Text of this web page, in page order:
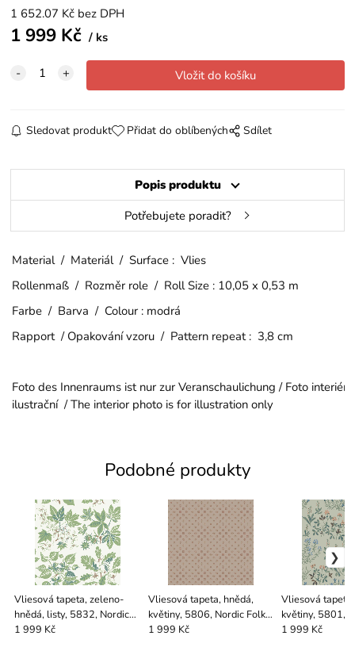
1 652.07 Kč bez DPH
1 999 Kč ks
Sledovat produkt Přidat do oblíbených Sdílet
Popis produktu
Potřebujete poradit?
Material / Materiál / Surface : Vlies
Rollenmaß / Rozměr role / Roll Size : 10,05 x 0,53 m
Farbe / Barva / Colour : modrá
Rapport / Opakování vzoru / Pattern repeat : 3,8 cm
Foto des Innenraums ist nur zur Veranschaulichung / Foto
ilustrační / The interior photo is for illustration only
Podobné produkty
Vliesová tapeta, zeleno-
hnědá, listy, 5832, Nordic
Folk, Borastapeter
1 999 Kč
Vliesová tapeta, hnědá,
květiny, 5806, Nordic Folk,
Borastapeter
1 999 Kč
Vliesová
květiny, 5801,
Borastapeter
1 999 Kč